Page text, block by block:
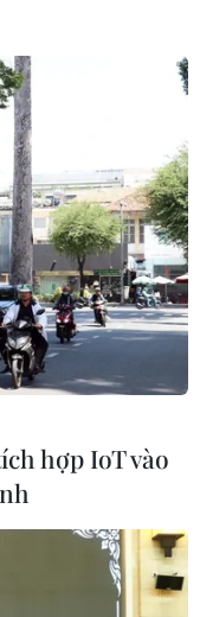
đối quy định
chia cắt với
Anh đơn
kiểm tra hải
khiến EU tức
tiếng nói
Vietnam+)
hợp IoT vào